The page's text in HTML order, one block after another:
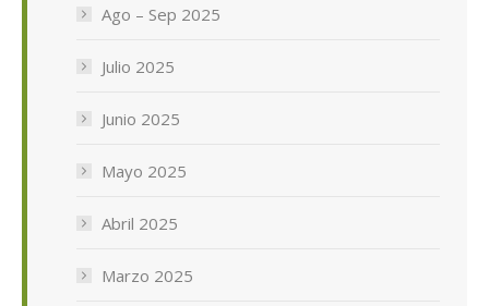
Ago – Sep 2025
Julio 2025
Junio 2025
Mayo 2025
Abril 2025
Marzo 2025